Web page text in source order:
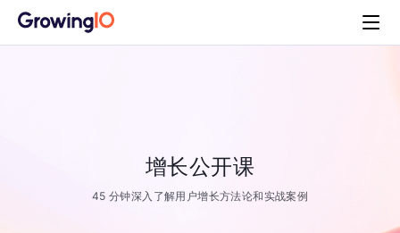
增长公开课
45 分钟深入了解用户增长方法论和实战案例